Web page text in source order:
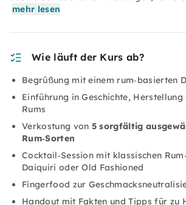
mehr lesen
Wie läuft der Kurs ab?
Begrüßung mit einem rum‑basierten
Einführung in Geschichte,
Rums
Verkostung von 5 sorgfältig
Rum‑Sorten
Cocktail‑Session mit klassischen
Daiquiri oder Old Fashioned
Fingerfood zur
Handout mit Fakten und Tipps für zu